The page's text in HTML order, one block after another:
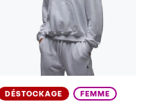
DÉSTOCKAGE FEMME